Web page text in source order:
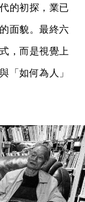
的初探，業已
面貌。最終六
，而是視覺上
「如何為人」